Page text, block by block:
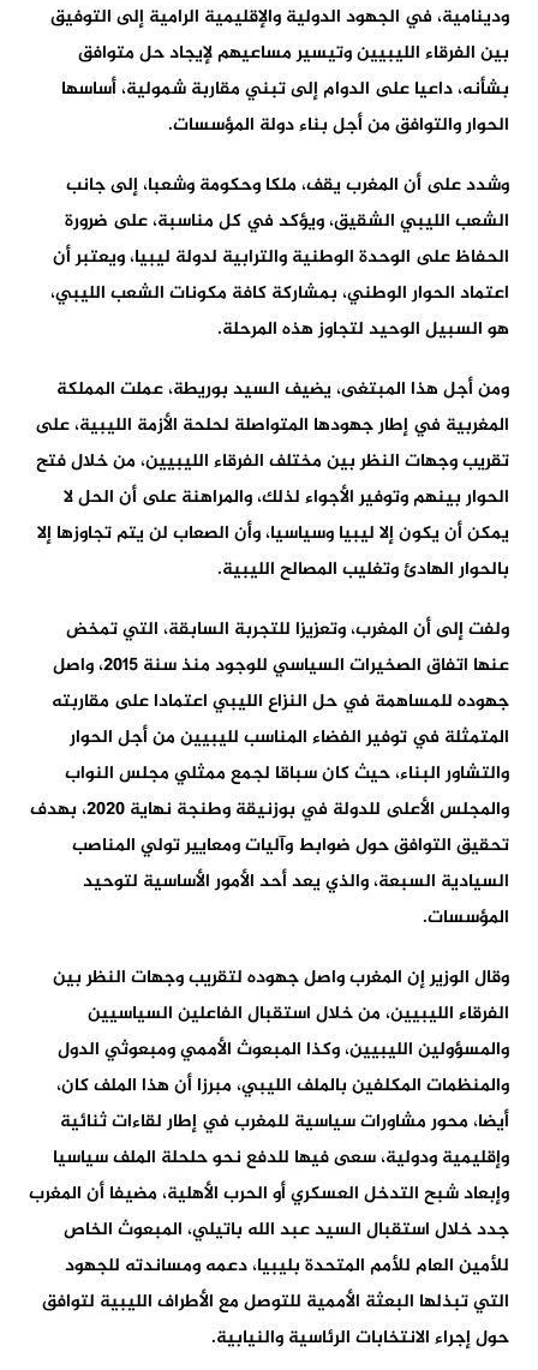
ودينامية، في الجهود الدولية والإقليمية الرامية إلى التوفيق
بين الفرقاء الليبيين وتيسير مساعيهم لإيجاد حل متوافق
بشأنه، داعيا على الدوام إلى تبني مقاربة شمولية، أساسها
الحوار والتوافق من أجل بناء دولة المؤسسات.
وشدد على أن المغرب يقف، ملكا وحكومة وشعبا، إلى جانب
الشعب الليبي الشقيق، ويؤكد في كل مناسبة، على ضرورة
الحفاظ على الوحدة الوطنية والترابية لدولة ليبيا، ويعتبر أن
اعتماد الحوار الوطني، بمشاركة كافة مكونات الشعب الليبي،
هو السبيل الوحيد لتجاوز هذه المرحلة.
ومن أجل هذا المبتغى، يضيف السيد بوريطة، عملت المملكة
المغربية في إطار جهودها المتواصلة لحلحة الأزمة الليبية، على
تقريب وجهات النظر بين مختلف الفرقاء الليبيين، من خلال فتح
الحوار بينهم وتوفير الأجواء لذلك، والمراهنة على أن الحل لا
يمكن أن يكون إلا ليبيا وسياسيا، وأن الصعاب لن يتم تجاوزها إلا
بالحوار الهادئ وتغليب المصالح الليبية.
ولفت إلى أن المغرب، وتعزيزا للتجربة السابقة، التي تمخض
عنها اتفاق الصخيرات السياسي للوجود منذ سنة 2015، واصل
جهوده للمساهمة في حل النزاع الليبي اعتمادا على مقاربته
المتمثلة في توفير الفضاء المناسب لليبيين من أجل الحوار
والتشاور البناء، حيث كان سباقا لجمع ممثلي مجلس النواب
والمجلس الأعلى للدولة في بوزنيقة وطنجة نهاية 2020، بهدف
تحقيق التوافق حول ضوابط وآليات ومعايير تولي المناصب
السيادية السبعة، والذي يعد أحد الأمور الأساسية لتوحيد
المؤسسات.
وقال الوزير إن المغرب واصل جهوده لتقريب وجهات النظر بين
الفرقاء الليبيين، من خلال استقبال الفاعلين السياسيين
والمسؤولين الليبيين، وكذا المبعوث الأممي ومبعوثي الدول
والمنظمات المكلفين بالملف الليبي، مبرزا أن هذا الملف كان،
أيضا، محور مشاورات سياسية للمغرب في إطار لقاءات ثنائية
وإقليمية ودولية، سعى فيها للدفع نحو حلحلة الملف سياسيا
وإبعاد شبح التدخل العسكري أو الحرب الأهلية، مضيفا أن المغرب
جدد خلال استقبال السيد عبد الله باتيلي، المبعوث الخاص
للأمين العام للأمم المتحدة بليبيا، دعمه ومساندته للجهود
التي تبذلها البعثة الأممية للتوصل مع الأطراف الليبية لتوافق
حول إجراء الانتخابات الرئاسية والنيابية.